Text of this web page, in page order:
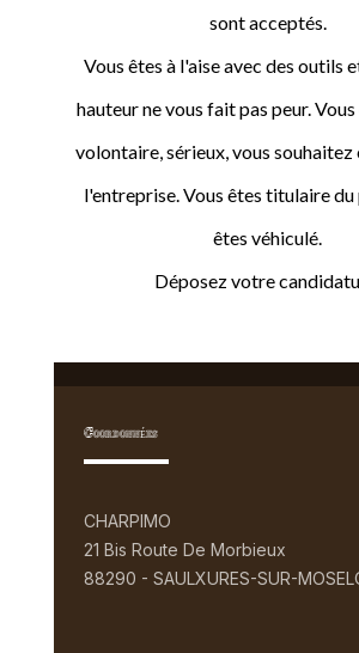
sont acceptés.
Vous êtes à l'aise avec des outils
hauteur ne vous fait pas peur.
volontaire, sérieux, vous souhaitez
l'entreprise. Vous êtes titulaire
êtes véhiculé.
Déposez votre
Coordonnées
CHARPIMO
21 Bis Route De Morbieux
88290 - SAULXURES-SUR-